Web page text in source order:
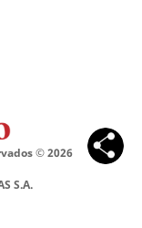
©2026
S.A.